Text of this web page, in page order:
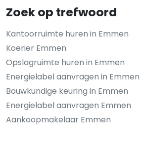
Zoek op trefwoord
Kantoorruimte huren in Emmen
Koerier Emmen
Opslagruimte huren in Emmen
Energielabel aanvragen in Emmen
Bouwkundige keuring in Emmen
Energielabel aanvragen Emmen
Aankoopmakelaar Emmen